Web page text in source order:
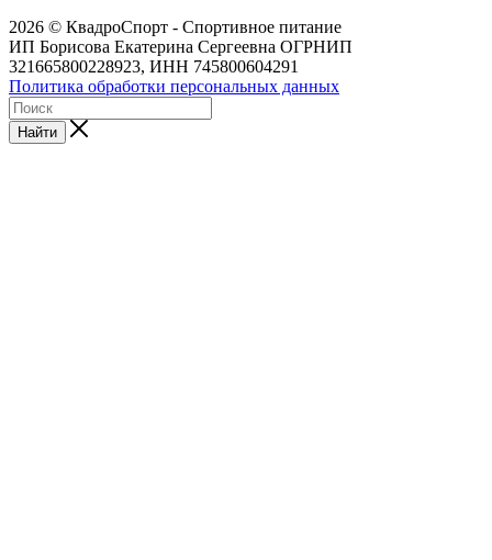
2026 © КвадроСпорт - Спортивное питание
ИП Борисова Екатерина Сергеевна ОГРНИП
321665800228923, ИНН 745800604291
Политика обработки персональных данных
Найти